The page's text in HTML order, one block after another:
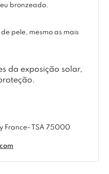
bronzeado.
pele, mesmo as mais
da exposição solar,
France- TSA 75000